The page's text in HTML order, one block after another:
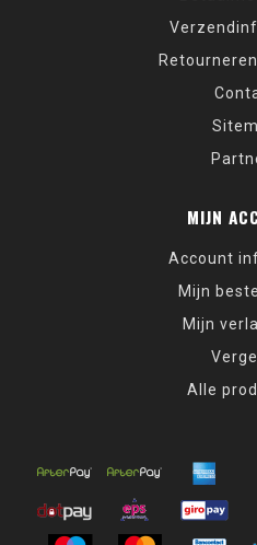
MIJN
Account
Mijn
Mijn
Alle